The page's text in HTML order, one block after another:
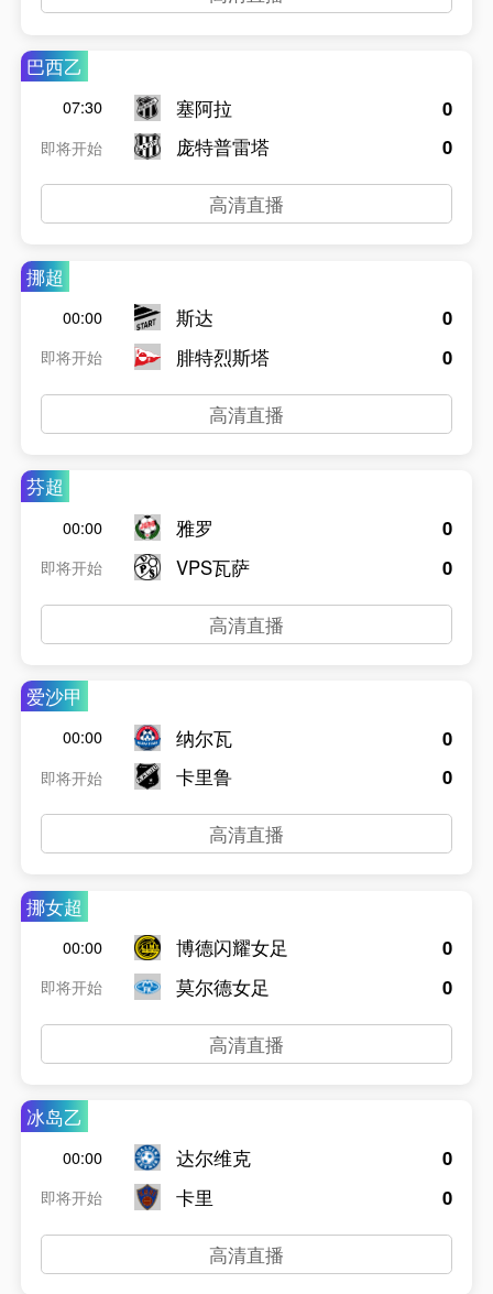
巴西乙
07:30
即将开始
塞阿拉
庞特普雷塔
0
0
高清直播
挪超
00:00
即将开始
斯达
腓特烈斯塔
0
0
高清直播
芬超
00:00
即将开始
雅罗
VPS瓦萨
0
0
高清直播
爱沙甲
00:00
即将开始
纳尔瓦
卡里鲁
0
0
高清直播
挪女超
00:00
即将开始
博德闪耀女足
莫尔德女足
0
0
高清直播
冰岛乙
00:00
即将开始
达尔维克
卡里
0
0
高清直播